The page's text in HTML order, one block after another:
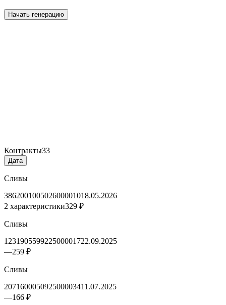
Начать генерацию
Контракты33
Дата
Сливы
386200100502600001018.05.2026
2 характеристики329 ₽
Сливы
123190559922500001722.09.2025
—259 ₽
Сливы
207160005092500003411.07.2025
—166 ₽